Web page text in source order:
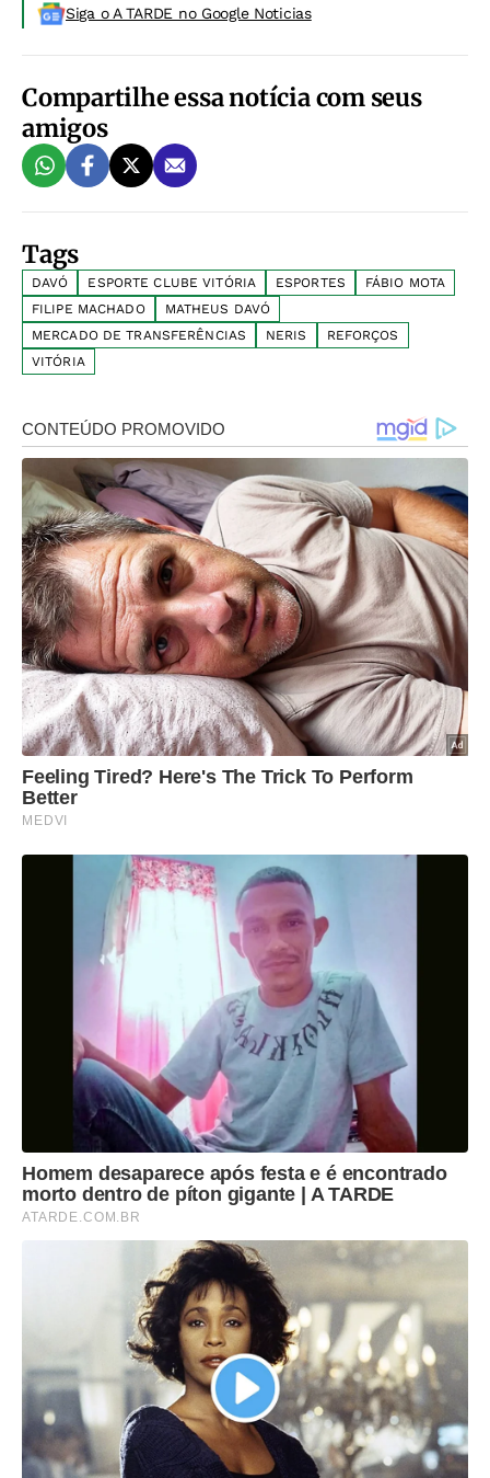
Siga o A TARDE no Google Noticias
Compartilhe essa notícia com seus
amigos
Tags
DAVÓ ESPORTE CLUBE VITÓRIA ESPORTES
FÁBIO MOTA
FILIPE MACHADO
MATHEUS DAVÓ
MERCADO DE TRANSFERÊNCIAS
NERIS
REFORÇOS
VITÓRIA